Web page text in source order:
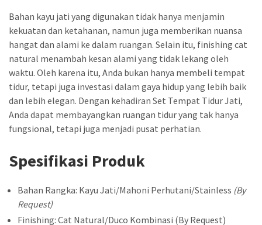
Bahan kayu jati yang digunakan tidak hanya menjamin
kekuatan dan ketahanan, namun juga memberikan nuansa
hangat dan alami ke dalam ruangan. Selain itu, finishing cat
natural menambah kesan alami yang tidak lekang oleh
waktu. Oleh karena itu, Anda bukan hanya membeli tempat
tidur, tetapi juga investasi dalam gaya hidup yang lebih baik
dan lebih elegan. Dengan kehadiran Set Tempat Tidur Jati,
Anda dapat membayangkan ruangan tidur yang tak hanya
fungsional, tetapi juga menjadi pusat perhatian.
Spesifikasi Produk
Bahan Rangka: Kayu Jati/Mahoni Perhutani/Stainless (By
Request)
Finishing: Cat Natural/Duco Kombinasi (By Request)